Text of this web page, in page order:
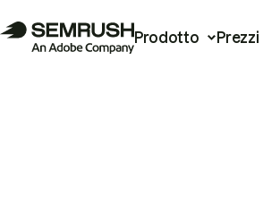
Prodotto Prezzi